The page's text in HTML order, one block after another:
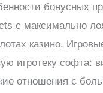
бонусных
с максимально
казино.
игротеку софта:
отношения с